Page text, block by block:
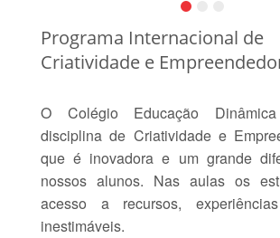
Programa Internacional de
Criatividade e
O Colégio Educação
disciplina de Criatividade e
que é inovadora e um grande
nossos alunos. Nas aulas os
acesso a recursos,
inestimáveis.